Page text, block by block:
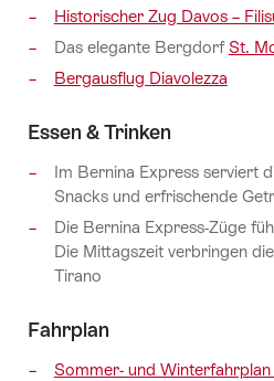
Historischer Zug Davos –
Das elegante Bergdorf St.
Bergausflug Diavolezza
Essen & Trinken
Im Bernina Express serviert
Snacks und erfrischende
Die Bernina Express-Züge
Die Mittagszeit verbringen
Tirano
Fahrplan
Sommer- und